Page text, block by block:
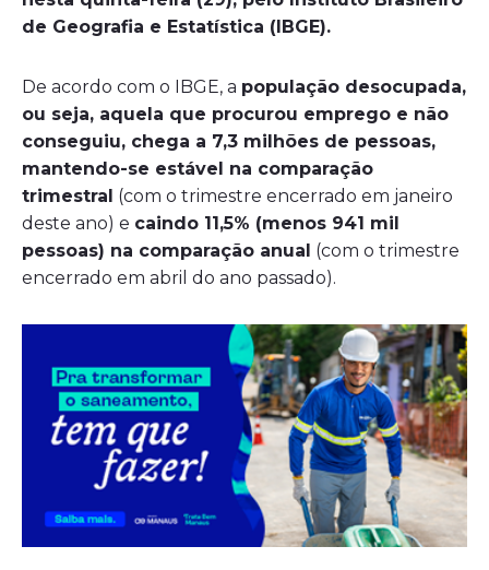
de Geografia e Estatística (IBGE).
De acordo com o IBGE, a população desocupada,
ou seja, aquela que procurou emprego e não
conseguiu, chega a 7,3 milhões de pessoas,
mantendo-se estável na comparação
trimestral (com o trimestre encerrado em janeiro
deste ano) e caindo 11,5% (menos 941 mil
pessoas) na comparação anual (com o trimestre
encerrado em abril do ano passado).